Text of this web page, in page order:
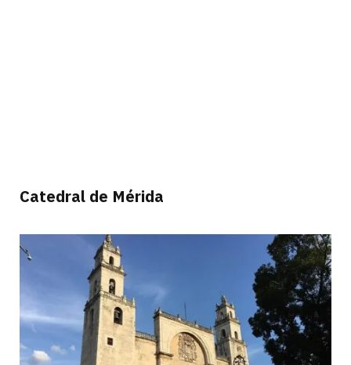
Catedral de Mérida